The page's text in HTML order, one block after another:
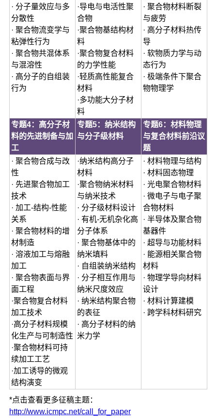
· 分子量效应与多
分散性
· 聚合物流变学与
粘弹性行为
· 聚合物共混体系
与混溶性
· 高分子的自组装
行为
·导电与电活性聚
合物
·聚合物基结构材
料
·聚合物复合材料
的力学性能
·轻质高性能复合
材料
·多功能大分子材
料
· 聚合物材料断裂
与疲劳
· 高分子材料热传
导
· 软物质力学与动
态行为
· 极端条件下聚合
物物理学
专题4：高分子材
料的先进制备与加
工
专题5：纳米结构
与分子级材料
专题6：材料物理
与复合材料前沿议
题
· 聚合物合成与改
性
· 先进聚合物加工
技术
· 加工-结构-性能
关系
· 聚合物材料的增
材制造
· 溶液加工与熔融
加工
· 聚合物表面与界
面工程
·聚合物复合材料
加工技术
·高分子材料规模
化生产与可制造性
·聚合物材料可持
续加工工艺
·加工诱导的微观
结构演变
·纳米结构高分子
材料
·聚合物纳米材料
与纳米技术
· 分子级材料设计
· 有机-无机杂化高
分子体系
· 聚合物基体中的
纳米填料
· 自组装纳米结构
· 分子相互作用与
纳米尺度效应
· 纳米结构聚合物
的表征
· 高分子材料的纳
米力学
· 材料物理与结构
· 材料固态物理
· 光电聚合物材料
· 微电子与电子聚
合物材料
· 半导体及聚合物
基器件
· 超导与功能材料
· 能源相关聚合物
材料
· 物理学导向材料
设计
· 材料计算建模
· 跨学科材料研究
*点击查看更多征稿主题：
http://www.icmpc.net/call_for_paper